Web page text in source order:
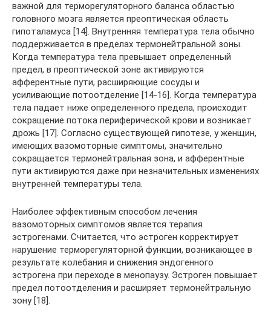
важной для терморегуляторного баланса областью
головного мозга является преоптическая область
гипоталамуса [14]. Внутренняя температура тела обычно
поддерживается в пределах термонейтральной зоны.
Когда температура тела превышает определенный
предел, в преоптической зоне активируются
афферентные пути, расширяющие сосуды и
усиливающие потоотделение [14-16]. Когда температура
тела падает ниже определенного предела, происходит
сокращение потока периферической крови и возникает
дрожь [17]. Согласно существующей гипотезе, у женщин,
имеющих вазомоторные симптомы, значительно
сокращается термонейтральная зона, и афферентные
пути активируются даже при незначительных изменениях
внутренней температуры тела.
Наиболее эффективным способом лечения
вазомоторных симптомов является терапия
эстрогенами. Считается, что эстроген корректирует
нарушение терморегуляторной функции, возникающее в
результате колебания и снижения эндогенного
эстрогена при переходе в менопаузу. Эстроген повышает
предел потоотделения и расширяет термонейтральную
зону [18].